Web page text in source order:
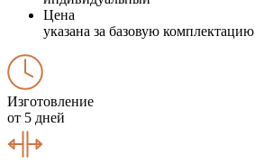
Цена
указана за базовую комплектацию
Изготовление
от 5 дней